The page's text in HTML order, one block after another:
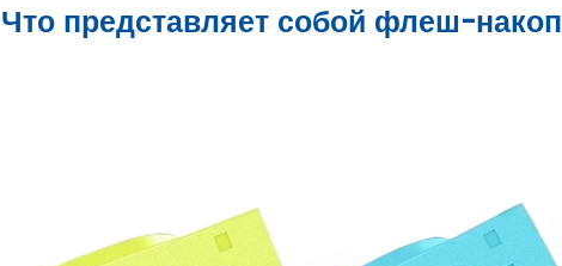
Что представляет собой флеш-